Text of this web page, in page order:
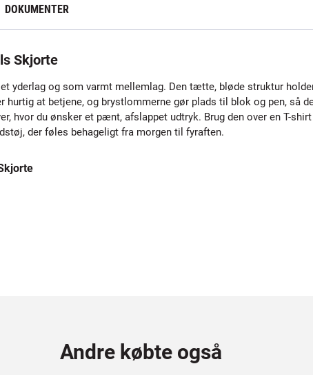
DOKUMENTER
Skjorte
yderlag og som varmt mellemlag. Den tætte, bløde struktur
at betjene, og brystlommerne gør plads til blok og pen, så
hvor du ønsker et pænt, afslappet udtryk. Brug den over en T-
der føles behageligt fra morgen til fyraften.
Andre købte også